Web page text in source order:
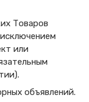
Товаров
или
объявлений.